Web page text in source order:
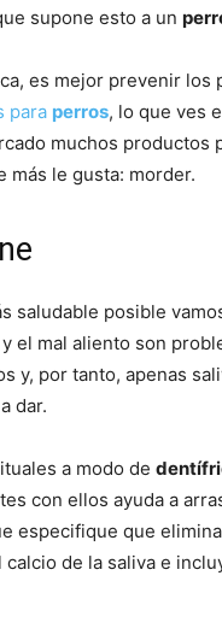
–
supone esto a un
es mejor prevenir los
para perros, lo que ves
muchos productos
más le gusta: morder.
saludable posible
y el mal aliento son
y, por tanto, apenas
dar.
a modo de
con ellos ayuda a
especifique que
de la saliva e